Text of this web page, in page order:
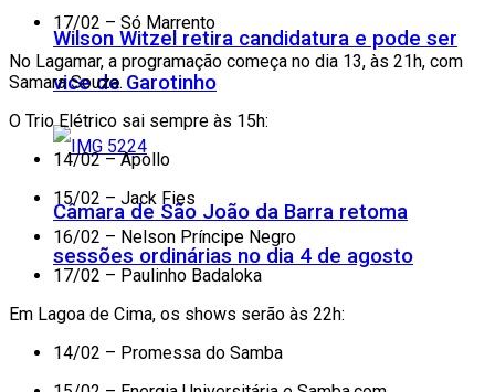
Wilson Witzel retira candidatura e pode ser
vice de Garotinho
Câmara de São João da Barra retoma
sessões ordinárias no dia 4 de agosto
17/02 – Só Marrento
No Lagamar, a programação começa no dia 13, às 21h, com
Samara Souza.
O Trio Elétrico sai sempre às 15h:
14/02 – Apollo
15/02 – Jack Fies
16/02 – Nelson Príncipe Negro
17/02 – Paulinho Badaloka
Em Lagoa de Cima, os shows serão às 22h:
14/02 – Promessa do Samba